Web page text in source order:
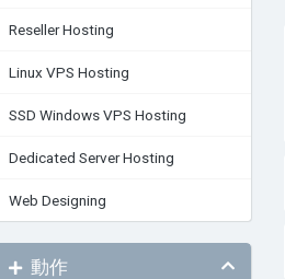
Reseller Hosting
Linux VPS Hosting
SSD Windows VPS Hosting
Dedicated Server Hosting
Web Designing
動作